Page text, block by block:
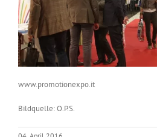
www.promotionexpo.it
Bildquelle: O.P.S.